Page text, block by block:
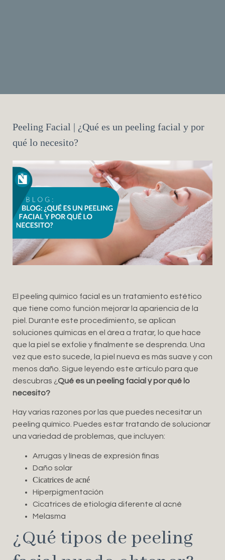
Peeling Facial | ¿Qué es un peeling facial y por
qué lo necesito?
El peeling químico facial es un tratamiento estético
que tiene como función mejorar la apariencia de la
piel. Durante este procedimiento, se aplican
soluciones químicas en el área a tratar, lo que hace
que la piel se exfolie y finalmente se desprenda. Una
vez que esto sucede, la piel nueva es más suave y con
menos daño. Sigue leyendo este artículo para que
descubras ¿Qué es un peeling facial y por qué lo
necesito?
Hay varias razones por las que puedes necesitar un
peeling químico. Puedes estar tratando de solucionar
una variedad de problemas, que incluyen:
Arrugas y líneas de expresión finas
Daño solar
Cicatrices de acné
Hiperpigmentación
Cicatrices de etiología diferente al acné
Melasma
¿Qué tipos de peeling